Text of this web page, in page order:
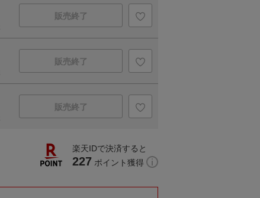
販売終了
販売終了
販売終了
楽天IDで決済すると
227 ポイント獲得